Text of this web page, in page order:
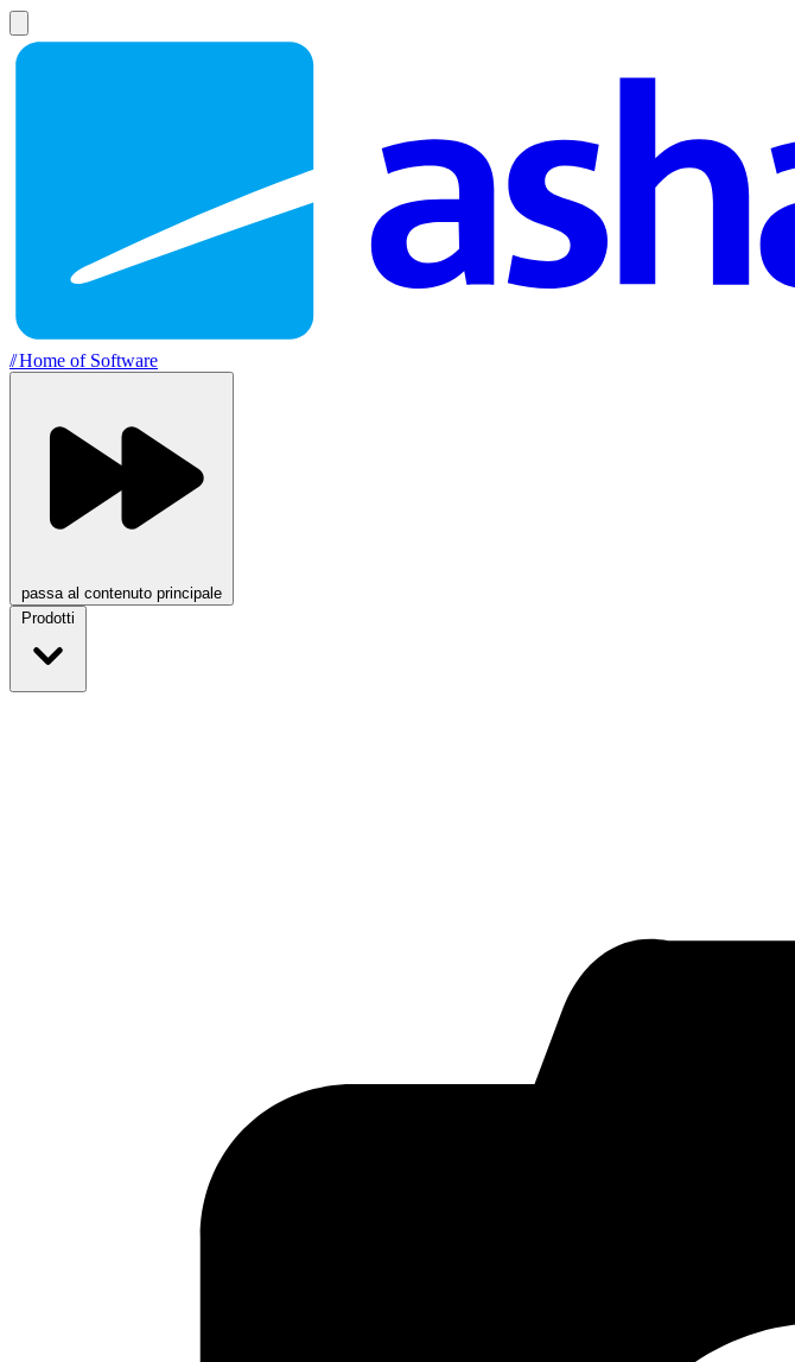
//Home of Software
passa al contenuto principale
Prodotti